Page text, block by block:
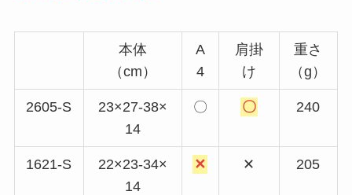
本体
（cm）
A
4
肩掛
け
重さ
（g）
2605-S
23×27-38×
14
〇 〇 240
1621-S
22×23-34×
14
✕ ✕ 205